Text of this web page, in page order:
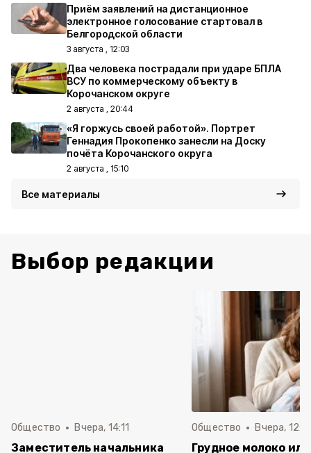
Приём заявлений на дистанционное
электронное голосование стартовал в
Белгородской области
3 августа , 12:03
Два человека пострадали при ударе БПЛА
ВСУ по коммерческому объекту в
Корочанском округе
2 августа , 20:44
«Я горжусь своей работой». Портрет
Геннадия Прокопенко занесли на Доску
почёта Корочанского округа
2 августа , 15:10
Все материалы
Выбор редакции
Общество Вчера, 14:11
Заместитель начальника
Общество Вчера,
Грудное молоко